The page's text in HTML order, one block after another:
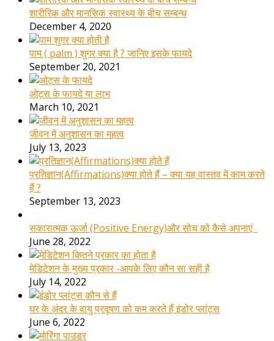
शारीरिक और मानसिक स्वास्थ्य के बीच सम्बन्ध
December 4, 2020
पाम ( palm ) शुगर क्या है ? जानिए इसके फायदे
September 20, 2021
ओट्स के फायदे या लाभ
March 10, 2021
जीवन में अनुशासन का महत्व
July 13, 2023
प्रतिज्ञान(Affirmations)क्या होते हैं – क्या यह वास्तव में काम करते
हैं ?
September 13, 2023
सकारात्मक ऊर्जा (Positive Energy)और सोच को कैसे अपनाएं
June 28, 2022
मेडिटेशन के मुख्य प्रकार -आपके लिए कौन सा सही है
July 14, 2022
घर के अंदर के वायु प्रदूषण को कम करते हैं इंडोर प्लांट्स
June 6, 2022